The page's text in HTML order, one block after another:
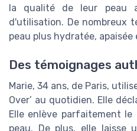
la qualité de leur peau
d'utilisation. De nombreux
peau plus hydratée,
Des témoignages
Marie, 34 ans, de Paris,
Over’ au quotidien. Elle
Elle enlève parfaitement
peau. De plus, elle laisse